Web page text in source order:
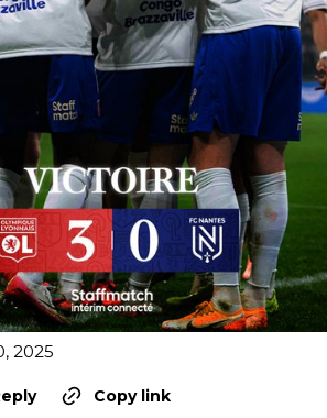
2025
Copy link